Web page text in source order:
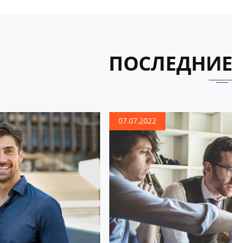
ПОСЛЕДНИЕ
07.07.2022